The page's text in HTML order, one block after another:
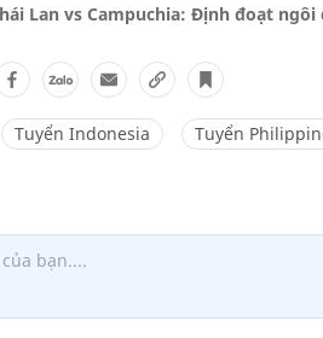
Lan vs Campuchia: Định đoạt ngôi
Tuyển Indonesia Tuyển